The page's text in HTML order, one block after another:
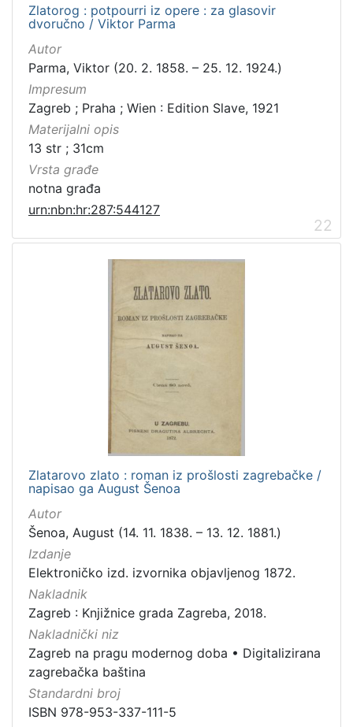
Zlatorog : potpourri iz opere : za glasovir
dvoručno / Viktor Parma
Autor
Parma, Viktor (20. 2. 1858. – 25. 12. 1924.)
Impresum
Zagreb ; Praha ; Wien : Edition Slave, 1921
Materijalni opis
13 str ; 31cm
Vrsta građe
notna građa
urn:nbn:hr:287:544127
22
Zlatarovo zlato : roman iz prošlosti zagrebačke /
napisao ga August Šenoa
Autor
Šenoa, August (14. 11. 1838. – 13. 12. 1881.)
Izdanje
Elektroničko izd. izvornika objavljenog 1872.
Nakladnik
Zagreb : Knjižnice grada Zagreba, 2018.
Nakladnički niz
Zagreb na pragu modernog doba • Digitalizirana
zagrebačka baština
Standardni broj
ISBN 978-953-337-111-5